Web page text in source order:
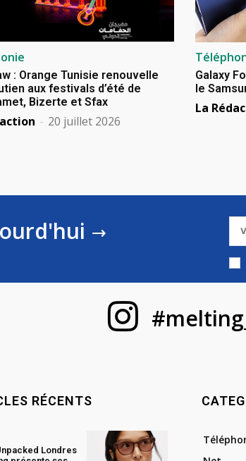
: Orange Tunisie renouvelle
aux festivals d’été de
Bizerte et Sfax
- 20 juillet 2026
Galaxy
le
La
RÉCENTS
Londres